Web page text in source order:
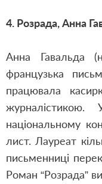
4. Розрада,Анна
Анна Гавальда
французька
працювала
національному
лист. Лауреат
письменниці
Роман “Розрада”